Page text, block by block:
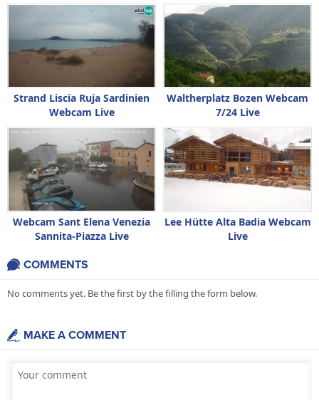
Strand Liscia Ruja Sardinien
Webcam Live
Waltherplatz Bozen Webcam
7/24 Live
Webcam Sant Elena Venezia
Sannita-Piazza Live
Lee Hütte Alta Badia Webcam
Live
COMMENTS
No comments yet. Be the first by the filling the form below.
MAKE A COMMENT